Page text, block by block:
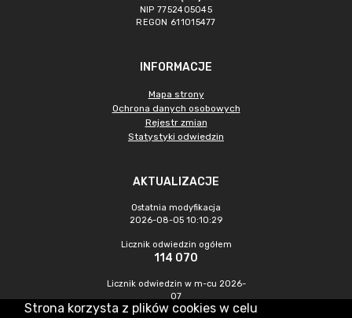
NIP 7752405045
REGON 611015477
INFORMACJE
Mapa strony
Ochrona danych osobowych
Rejestr zmian
Statystyki odwiedzin
AKTUALIZACJE
Ostatnia modyfikacja
2026-08-05 10:10:29
Licznik odwiedzin ogółem
114 070
Licznik odwiedzin w m-cu 2026-
07
589
Strona korzysta z plików cookies w celu